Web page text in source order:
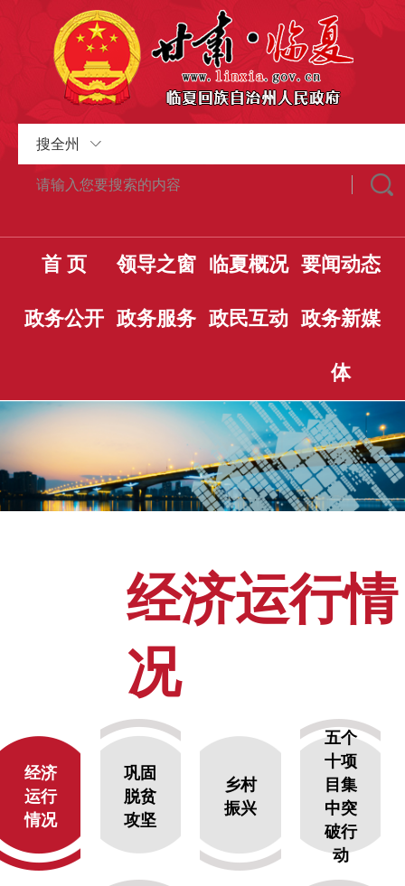
搜全州
首 页 领导之窗 临夏概况 要闻动态
政务公开 政务服务 政民互动 政务新媒
体
经济运行情
况
经济
运行
情况
巩固
脱贫
攻坚
乡村
振兴
五个
十项
目集
中突
破行
动